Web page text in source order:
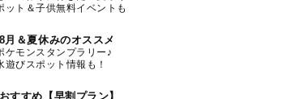
ット＆子供無料イベントも
8月＆夏休みのオススメ
ケモンスタンプラリー♪
遊びスポット情報も！
すすめ【早割プラン】